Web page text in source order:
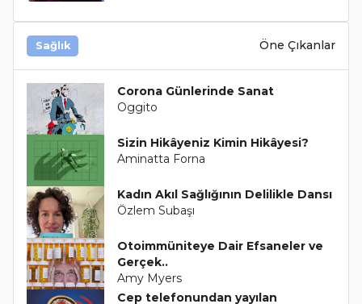
Sağlık Öne Çıkanlar
Corona Günlerinde Sanat
Oggito
Sizin Hikâyeniz Kimin Hikâyesi?
Aminatta Forna
Kadın Akıl Sağlığının Delilikle Dansı
Özlem Subaşı
Otoimmüniteye Dair Efsaneler ve
Gerçek..
Amy Myers
Cep telefonundan yayılan